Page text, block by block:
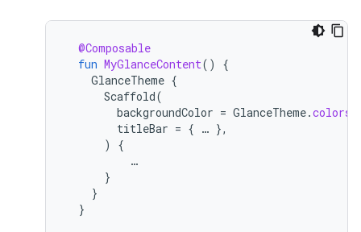
@Composable
fun MyGlanceContent()
{
GlanceTheme {
Scaffold(
backgroundColor = GlanceTheme.colors
titleBar = { … },
)
{
…
}
}
}